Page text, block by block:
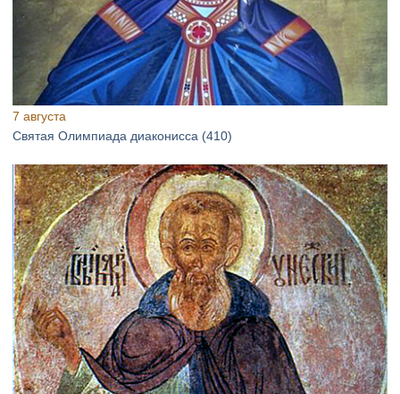
7 августа
Святая Олимпиада диаконисса (410)